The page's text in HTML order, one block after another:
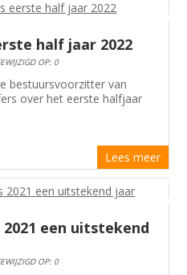
half jaar 2022
OP: 0
bestuursvoorzitter van
over het eerste halfjaar
Lees meer
een uitstekend
OP: 0